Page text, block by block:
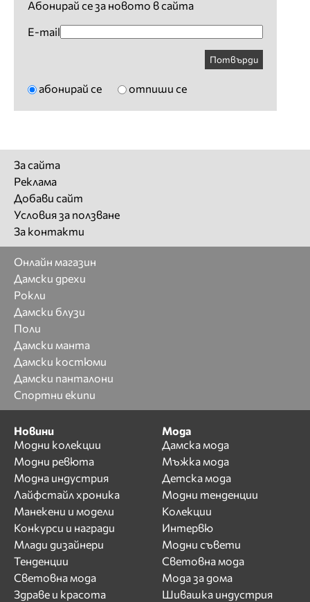
Абонирай се за новото в сайта
E-mail
Потвърди
абонирай се отпиши се
За сайта
Реклама
Добави сайт
Условия за ползване
За контакти
Онлайн магазин
Дамски дрехи
Рокли
Дамски блузи
Поли
Дамски манта
Дамски костюми
Дамски панталони
Спортни екипи
Новини
Модни колекции
Модни ревюта
Модна индустрия
Лайфстайл хроника
Манекени и модели
Конкурси и награди
Млади дизайнери
Тенденции
Световна мода
Здраве и красота
Мода
Дамска мода
Мъжка мода
Детска мода
Модни тенденции
Колекции
Интервю
Модни съвети
Световна мода
Мода за дома
Шивашка индустрия